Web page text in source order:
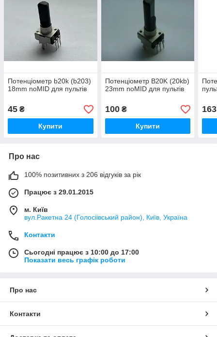
Потенціометр b20k (b203)
18mm noMID для пультів
45 ₴
Купити
Потенціометр B20K (20kb)
23mm noMID для пультів
100₴
Купити
163
Про нас
100% позитивних з 206 відгуків за рік
Працює з 29.01.2015
м. Київ
вул.Ракетна 24 (Голосіівський район), Київ, Україна
Контакти
Сьогодні працює з 10:00 до 17:00
Показати весь графік роботи
Про нас
Контакти